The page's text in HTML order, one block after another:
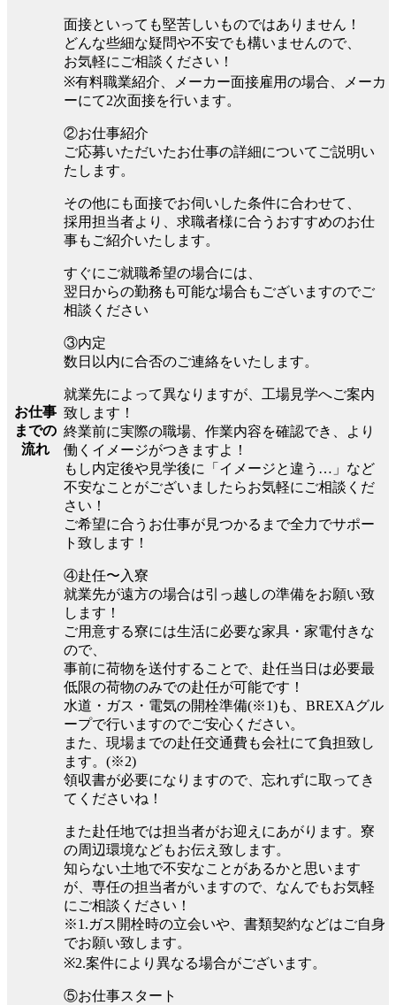
お仕事
までの
流れ
面接といっても堅苦しいものではありません！
どんな些細な疑問や不安でも構いませんので、
お気軽にご相談ください！
※有料職業紹介、メーカー面接雇用の場合、メーカ
ーにて2次面接を行います。
②お仕事紹介
ご応募いただいたお仕事の詳細についてご説明い
たします。
その他にも面接でお伺いした条件に合わせて、
採用担当者より、求職者様に合うおすすめのお仕
事もご紹介いたします。
すぐにご就職希望の場合には、
翌日からの勤務も可能な場合もございますのでご
相談ください
③内定
数日以内に合否のご連絡をいたします。
就業先によって異なりますが、工場見学へご案内
致します！
終業前に実際の職場、作業内容を確認でき、より
働くイメージがつきますよ！
もし内定後や見学後に「イメージと違う…」など
不安なことがございましたらお気軽にご相談くだ
さい！
ご希望に合うお仕事が見つかるまで全力でサポー
ト致します！
④赴任〜入寮
就業先が遠方の場合は引っ越しの準備をお願い致
します！
ご用意する寮には生活に必要な家具・家電付きな
ので、
事前に荷物を送付することで、赴任当日は必要最
低限の荷物のみでの赴任が可能です！
水道・ガス・電気の開栓準備(※1)も、BREXAグル
ープで行いますのでご安心ください。
また、現場までの赴任交通費も会社にて負担致し
ます。(※2)
領収書が必要になりますので、忘れずに取ってき
てくださいね！
また赴任地では担当者がお迎えにあがります。寮
の周辺環境などもお伝え致します。
知らない土地で不安なことがあるかと思います
が、専任の担当者がいますので、なんでもお気軽
にご相談ください！
※1.ガス開栓時の立会いや、書類契約などはご自身
でお願い致します。
※2.案件により異なる場合がございます。
⑤お仕事スタート